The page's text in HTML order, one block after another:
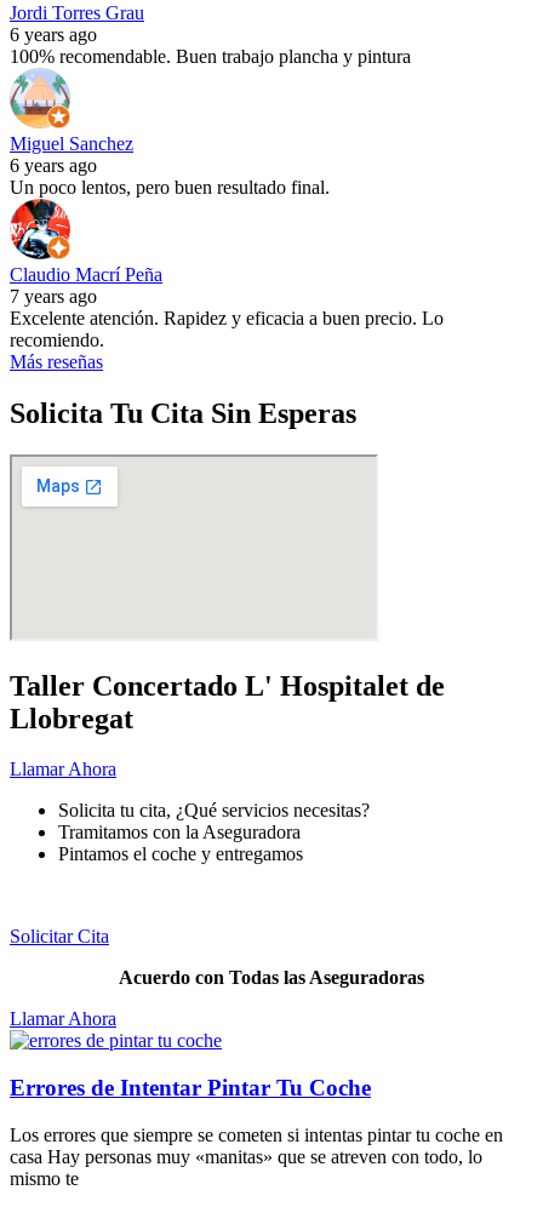
Jordi Torres Grau
6 years ago
100% recomendable. Buen trabajo plancha y pintura
Miguel Sanchez
6 years ago
Un poco lentos, pero buen resultado final.
Claudio Macrí Peña
7 years ago
Excelente atención. Rapidez y eficacia a buen precio. Lo
recomiendo.
Más reseñas
Solicita Tu Cita Sin Esperas
Taller Concertado L' Hospitalet de
Llobregat
Llamar Ahora
Solicita tu cita, ¿Qué servicios necesitas?
Tramitamos con la Aseguradora
Pintamos el coche y entregamos
Solicitar Cita
Acuerdo con Todas las Aseguradoras
Llamar Ahora
Errores de Intentar Pintar Tu Coche
Los errores que siempre se cometen si intentas pintar tu coche en
casa Hay personas muy «manitas» que se atreven con todo, lo
mismo te